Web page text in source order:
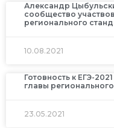
Александр
сообщество
регионального
10.08.2021
Готовность к ЕГЭ-
главы
23.05.2021